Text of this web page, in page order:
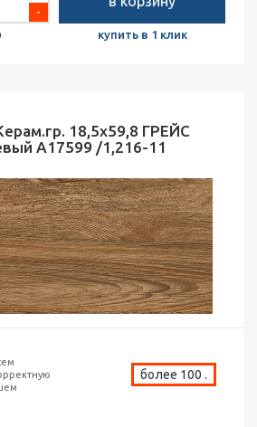
-
купить в 1 клик
18,5х59,8 ГРЕЙС
А17599 /1,216-11
более 100 .